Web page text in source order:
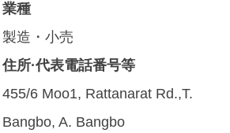
業種
製造・小売
住所·代表電話番号等
455/6 Moo1, Rattanarat Rd.,T.
Bangbo, A. Bangbo